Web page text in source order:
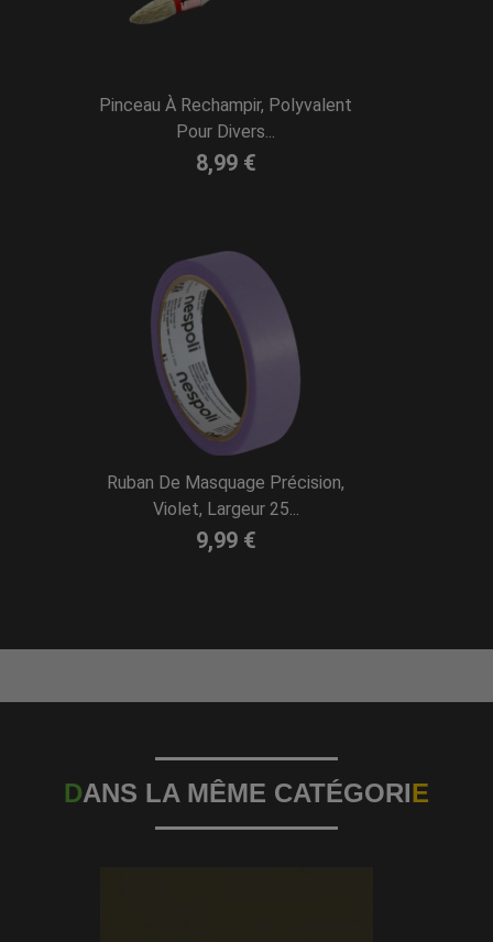
Pinceau À Rechampir, Polyvalent
Pour Divers...
8,99 €
Ruban De Masquage Précision,
Violet, Largeur 25...
9,99 €
DANS LA MÊME CATÉGORIE